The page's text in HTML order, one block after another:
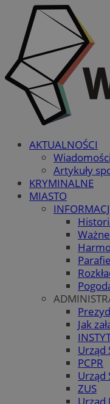
AKTUALNOŚCI
Artykuły
KRYMINALNE
MIASTO
Jak
Urząd
PCPR
Urząd
ZUS